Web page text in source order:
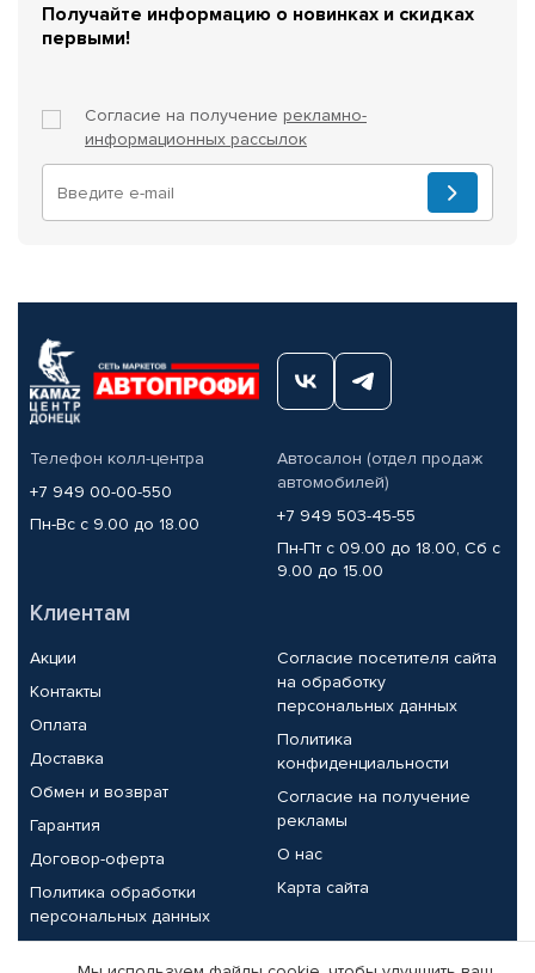
Получайте информацию о новинках и скидках
первыми!
Согласие на получение рекламно-
информационных рассылок
Телефон колл-центра
+7 949 00-00-550
Пн-Вс с 9.00 до 18.00
Автосалон (отдел продаж
автомобилей)
+7 949 503-45-55
Пн-Пт с 09.00 до 18.00, Сб с
9.00 до 15.00
Клиентам
Акции
Контакты
Оплата
Доставка
Обмен и возврат
Гарантия
Договор-оферта
Политика обработки
персональных данных
Согласие посетителя сайта
на обработку
персональных данных
Политика
конфиденциальности
Согласие на получение
рекламы
О нас
Карта сайта